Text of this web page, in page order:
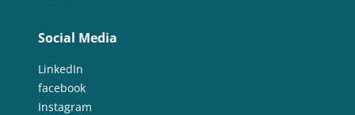
Social Media
LinkedIn
facebook
Instagram